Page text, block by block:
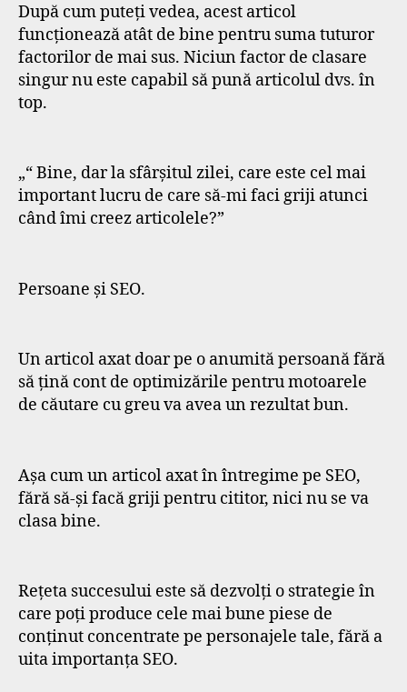
După cum puteți vedea, acest articol
funcționează atât de bine pentru suma tuturor
factorilor de mai sus. Niciun factor de clasare
singur nu este capabil să pună articolul dvs. în
top.
„“ Bine, dar la sfârșitul zilei, care este cel mai
important lucru de care să-mi faci griji atunci
când îmi creez articolele?”
Persoane și SEO.
Un articol axat doar pe o anumită persoană fără
să țină cont de optimizările pentru motoarele
de căutare cu greu va avea un rezultat bun.
Așa cum un articol axat în întregime pe SEO,
fără să-și facă griji pentru cititor, nici nu se va
clasa bine.
Rețeta succesului este să dezvolți o strategie în
care poți produce cele mai bune piese de
conținut concentrate pe personajele tale, fără a
uita importanța SEO.